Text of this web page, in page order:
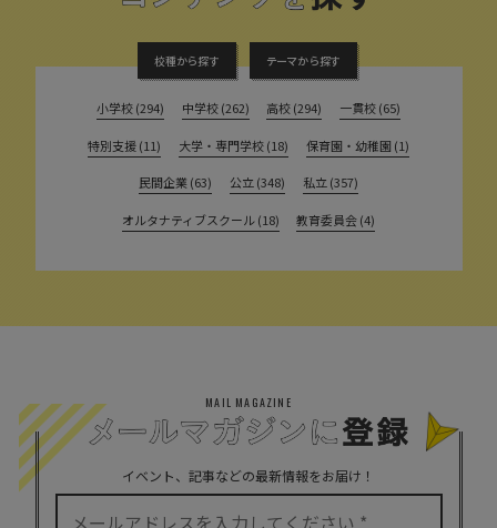
校種から探す テーマから探す
小学校 (294) 中学校 (262) 高校 (294) 一貫校 (65)
特別支援 (11) 大学・専門学校 (18) 保育園・幼稚園 (1)
民間企業 (63) 公立 (348) 私立 (357)
オルタナティブスクール (18) 教育委員会 (4)
MAIL MAGAZINE
イベント、記事などの最新情報をお届け！